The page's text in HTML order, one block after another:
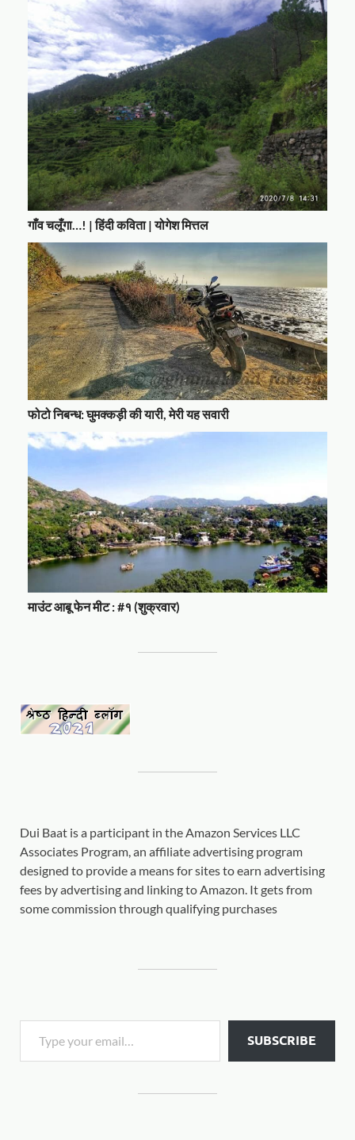
गाँव चलूँगा…! | हिंदी कविता | योगेश मित्तल
फोटो निबन्ध: घुमक्कड़ी की यारी, मेरी यह सवारी
माउंट आबू फेन मीट : #१ (शुक्रवार)
Dui Baat is a participant in the Amazon Services LLC
Associates Program, an affiliate advertising program
designed to provide a means for sites to earn advertising
fees by advertising and linking to Amazon. It gets from
some commission through qualifying purchases
SUBSCRIBE